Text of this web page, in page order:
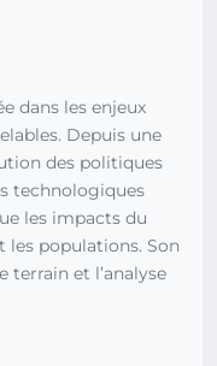
dans les enjeux
Depuis une
des politiques
technologiques
les impacts du
populations. Son
terrain et l’analyse